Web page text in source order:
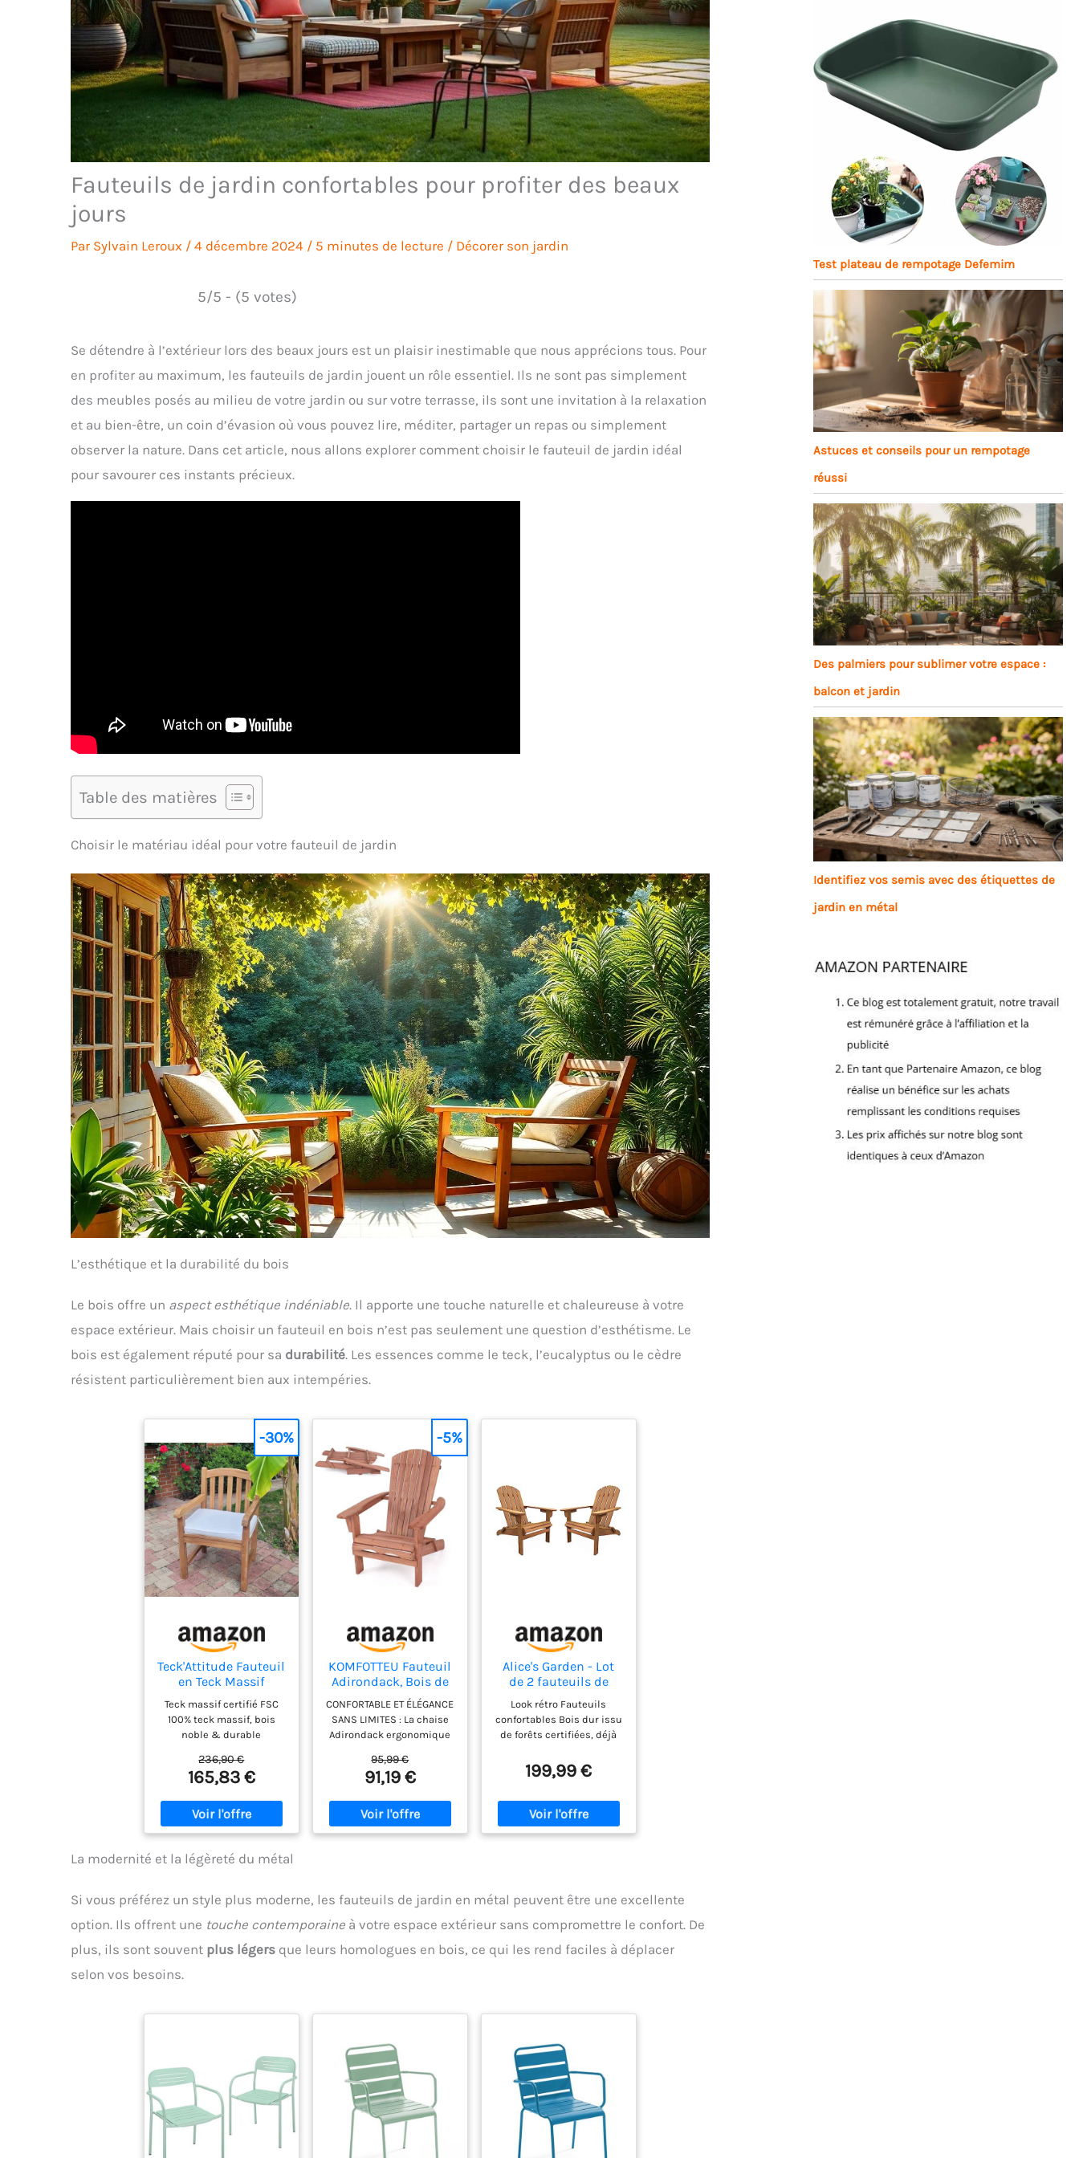
Fauteuils de jardin confortables pour profiter des beaux
jours
Par Sylvain Leroux / 4 décembre 2024 / 5 minutes de lecture / Décorer son jardin
5/5 - (5 votes)
Se détendre à l’extérieur lors des beaux jours est un plaisir inestimable que nous apprécions tous. Pour
en profiter au maximum, les fauteuils de jardin jouent un rôle essentiel. Ils ne sont pas simplement
des meubles posés au milieu de votre jardin ou sur votre terrasse, ils sont une invitation à la relaxation
et au bien-être, un coin d’évasion où vous pouvez lire, méditer, partager un repas ou simplement
observer la nature. Dans cet article, nous allons explorer comment choisir le fauteuil de jardin idéal
pour savourer ces instants précieux.
Table des matières
Choisir le matériau idéal pour votre fauteuil de jardin
L’esthétique et la durabilité du bois
Le bois offre un aspect esthétique indéniable. Il apporte une touche naturelle et chaleureuse à votre
espace extérieur. Mais choisir un fauteuil en bois n’est pas seulement une question d’esthétisme. Le
bois est également réputé pour sa durabilité. Les essences comme le teck, l’eucalyptus ou le cèdre
résistent particulièrement bien aux intempéries.
Teck'Attitude Fauteuil
en Teck Massif
Brighton
Teck massif certifié FSC
100% teck massif, bois
noble & durable
Montage facile et rapide
Dimensions : l 60 x P 64 x
236,90 €
165,83 €
-30%
KOMFOTTEU Fauteuil
Adirondack, Bois de
Sapin, Chaise de
Jardin Pliable,
Charge de 180 kg,
Design Ergonomique,
Chaise de feu de
Camp, Sièges en
Terrasse avec Dossier
et Accoudoirs (Lot de
1, Naturel)
CONFORTABLE ET ÉLÉGANCE
SANS LIMITES : La chaise
Adirondack ergonomique
maximal grâce à sa large
assise, dossier incliné et
Son design élégant et
raffiné s'intègre
: Fabriquée en bois de
sapin de haute qualité et
finie avec une peinture
protectrice, cette chaise
plein air. PRATIQUE ET
ÉCONOMI D’ESPACE : Le
fauteuil d'extérieur offre
un design pliable
pratique, parfait pour les
petits espaces extérieurs
ou pour un transport
95,99 €
91,19 €
-5%
Alice's Garden - Lot
de 2 fauteuils de
Jardin en Bois -
Adirondack
Salamanca-
Eucalyptus. chaises
sièges de Plage
Look rétro Fauteuils
confortables Bois dur issu
de forêts certifiées, déjà
constitué d'un seul carton
199,99 €
La modernité et la légèreté du métal
Si vous préférez un style plus moderne, les fauteuils de jardin en métal peuvent être une excellente
option. Ils offrent une touche contemporaine à votre espace extérieur sans compromettre le confort. De
plus, ils sont souvent plus légers que leurs homologues en bois, ce qui les rend faciles à déplacer
selon vos besoins.
Test plateau de rempotage Defemim
Astuces et conseils pour un rempotage
réussi
Des palmiers pour sublimer votre espace :
balcon et jardin
Identifiez vos semis avec des étiquettes de
jardin en métal